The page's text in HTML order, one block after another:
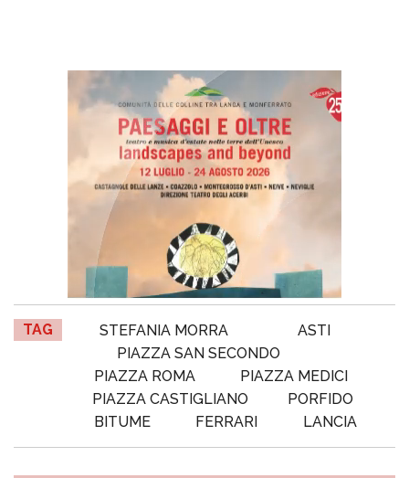
TAG STEFANIA MORRA
ASTI
PIAZZA SAN SECONDO
PIAZZA ROMA
PIAZZA MEDICI
PIAZZA CASTIGLIANO
PORFIDO
BITUME
FERRARI LANCIA